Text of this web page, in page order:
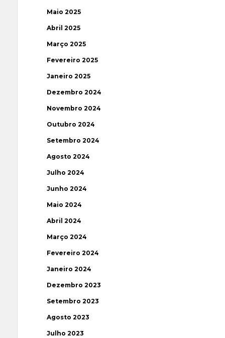
Maio 2025
Abril 2025
Março 2025
Fevereiro 2025
Janeiro 2025
Dezembro 2024
Novembro 2024
Outubro 2024
Setembro 2024
Agosto 2024
Julho 2024
Junho 2024
Maio 2024
Abril 2024
Março 2024
Fevereiro 2024
Janeiro 2024
Dezembro 2023
Setembro 2023
Agosto 2023
Julho 2023